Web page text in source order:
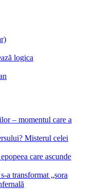
logica
– momentul care a
Misterul celei
care ascunde
a transformat „sora